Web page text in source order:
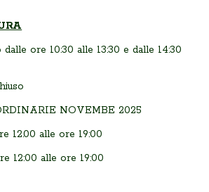
ore 10:30 alle 13:30 e dalle 14:30
NOVEMBE 2025
12.00 alle ore 19:00
12:00 alle ore 19:00